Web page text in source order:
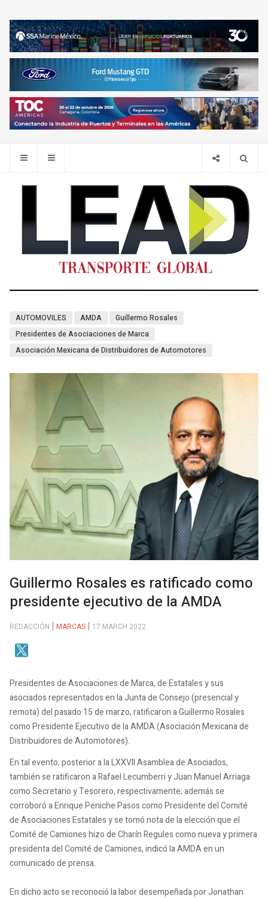
AUTOMOVILES AMDA
Guillermo Rosales
Presidentes de Asociaciones de Marca
Asociación Mexicana de Distribuidores de Automotores
Guillermo Rosales es ratificado como
presidente ejecutivo de la AMDA
REDACCIÓN MARCAS 17 MARCH 2022
Presidentes de Asociaciones de Marca, de Estatales y sus
asociados representados en la Junta de Consejo (presencial y
remota) del pasado 15 de marzo, ratificaron a Guillermo Rosales
como Presidente Ejecutivo de la AMDA (Asociación Mexicana de
Distribuidores de Automotores).
En tal evento, posterior a la LXXVII Asamblea de Asociados,
también se ratificaron a Rafael Lecumberri y Juan Manuel Arriaga
como Secretario y Tesorero, respectivamente; además se
corroboró a Enrique Peniche Pasos como Presidente del Comité
de Asociaciones Estatales y se tomó nota de la elección que el
Comité de Camiones hizo de Charín Regules como nueva y primera
presidenta del Comité de Camiones, indicó la AMDA en un
comunicado de prensa.
En dicho acto se reconoció la labor desempeñada por Jonathan